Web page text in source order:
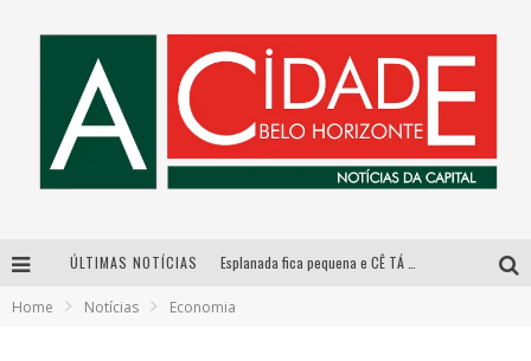
ÚLTIMAS NOTÍCIAS
Home Notícias Economia